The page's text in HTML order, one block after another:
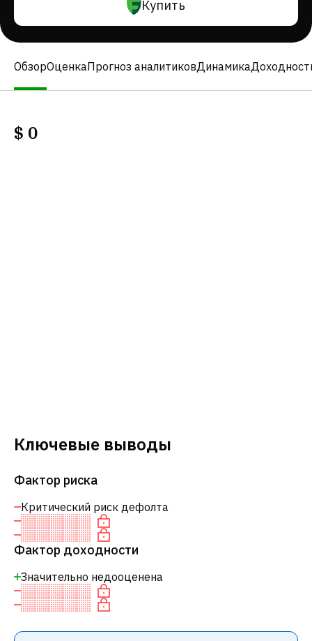
Купить
ОбзорОценкаПрогноз аналитиковДинамика
$ 0
Ключевые выводы
Фактор риска
Критический риск дефолта
Фактор доходности
Значительно недооценена